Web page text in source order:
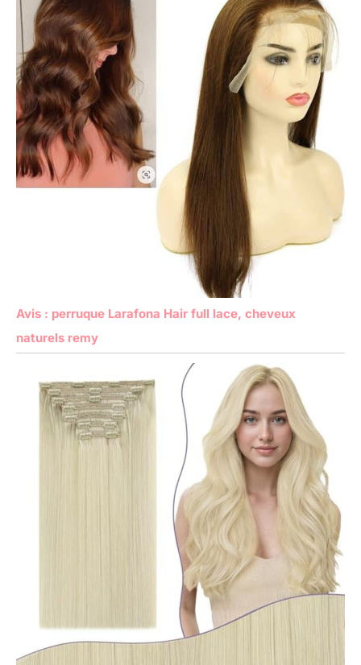
Avis : perruque Larafona Hair full lace, cheveux
naturels remy